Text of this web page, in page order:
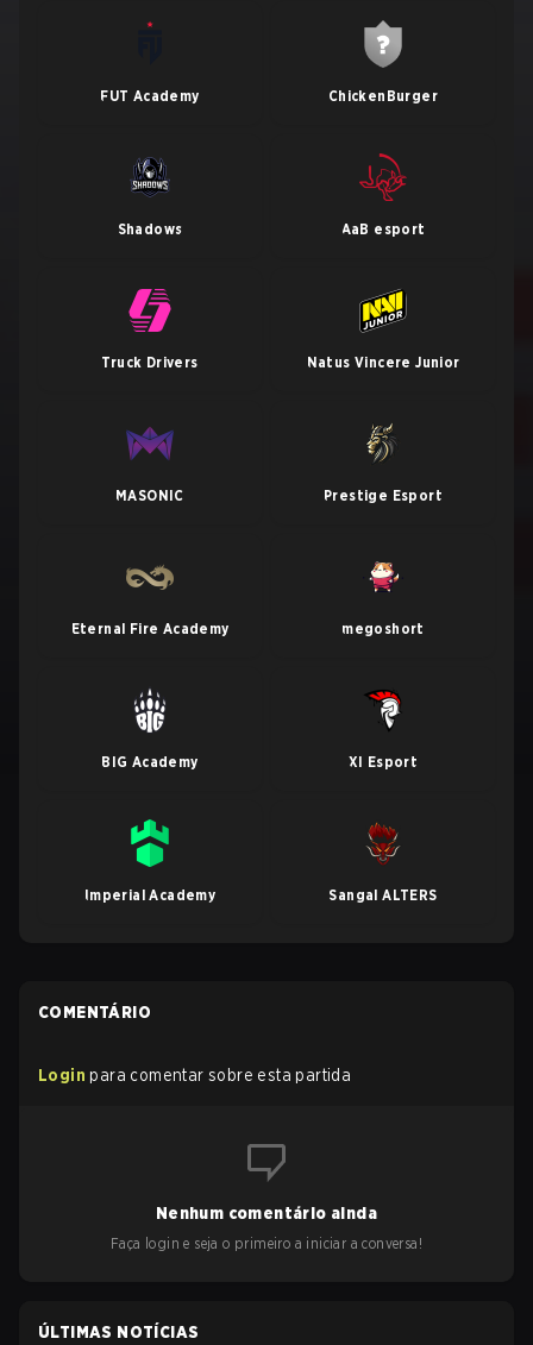
FUT Academy ChickenBurger
Shadows AaB esport
Truck Drivers Natus Vincere Junior
MASONIC Prestige Esport
Eternal Fire Academy megoshort
BIG Academy XI Esport
Imperial Academy Sangal ALTERS
COMENTÁRIO
Login para comentar sobre esta partida
Nenhum comentário ainda
Faça login e seja o primeiro a iniciar a conversa!
ÚLTIMAS NOTÍCIAS